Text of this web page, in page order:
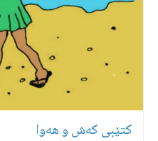
كتێبی كەش و هەوا